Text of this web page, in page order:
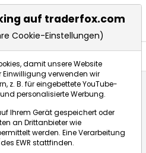
Landsleute aus Iran
auf traderfox.com
Cookie-Einstellungen)
damit unsere Website
Einwilligung verwenden wir
z. B. für eingebettete YouTube-
personalisierte Werbung.
Ihrem Gerät gespeichert oder
an Drittanbieter wie
werden. Eine Verarbeitung
EWR stattfinden.